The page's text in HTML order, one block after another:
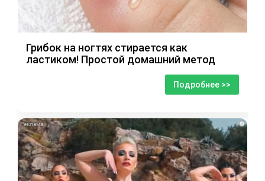
Грибок на ногтях стирается как
ластиком! Простой домашний метод
Подробнее >>
i